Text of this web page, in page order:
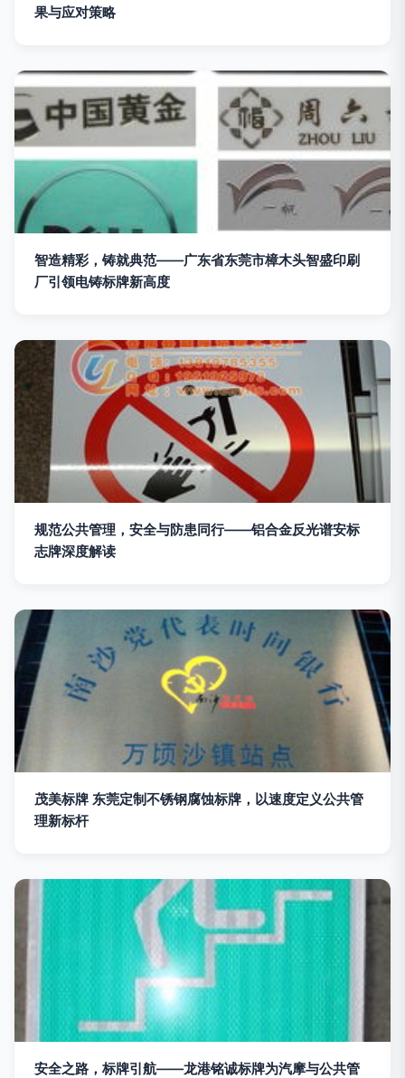
果与应对策略
智造精彩，铸就典范——广东省东莞市樟木头智盛印刷
厂引领电铸标牌新高度
规范公共管理，安全与防患同行——铝合金反光谱安标
志牌深度解读
茂美标牌 东莞定制不锈钢腐蚀标牌，以速度定义公共管
理新标杆
安全之路，标牌引航——龙港铭诚标牌为汽摩与公共管